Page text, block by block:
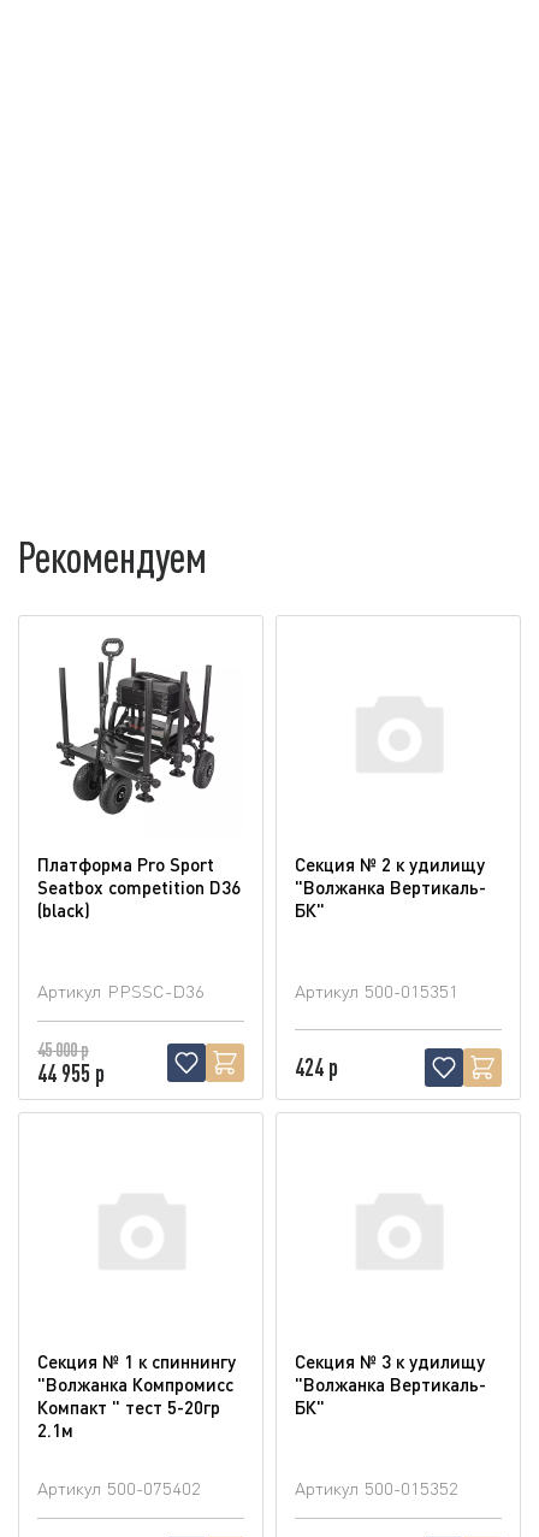
Рекомендуем
Платформа Pro Sport
Seatbox competition D36
(blaсk)
Артикул PPSSC-D36
45 000 р
44 955 р
Секция № 2 к удилищу
"Волжанка Вертикаль-
БК"
Артикул 500-015351
424 р
Секция № 1 к спиннингу
"Волжанка Компромисс
Компакт " тест 5-20гр
2.1м
Артикул 500-075402
Секция № 3 к удилищу
"Волжанка Вертикаль-
БК"
Артикул 500-015352